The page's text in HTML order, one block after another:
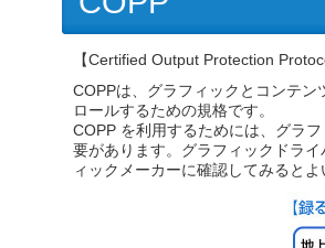
【Certified Output Protection
COPPは、グラフィックとコンテ
ロールするための規格です。
COPP を利用するためには、グラ
要があります。グラフィックドラ
ィックメーカーに確認してみるとよ